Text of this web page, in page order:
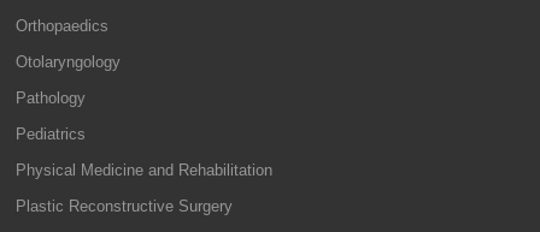
Orthopaedics
Otolaryngology
Pathology
Pediatrics
Physical Medicine and Rehabilitation
Plastic Reconstructive Surgery